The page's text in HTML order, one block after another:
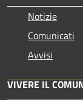
Notizie
Comunicati
Avvisi
VIVERE IL